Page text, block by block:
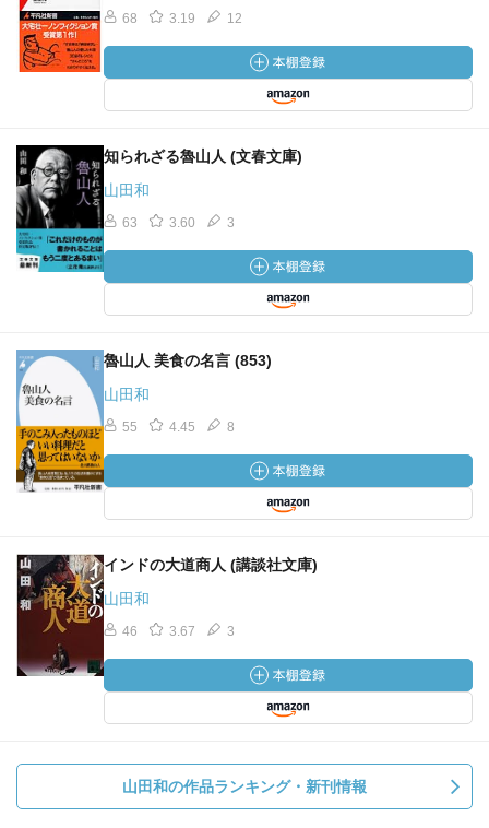
68 3.19 12
知られざる魯山人 (文春文庫)
山田和
63 3.60 3
魯山人 美食の名言 (853)
山田和
55 4.45 8
インドの大道商人 (講談社文庫)
山田和
46 3.67 3
山田和の作品ランキング・新刊情報